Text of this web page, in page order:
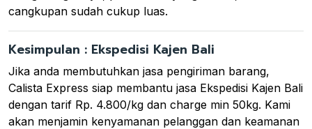
cangkupan sudah cukup luas.
Kesimpulan : Ekspedisi Kajen Bali
Jika anda membutuhkan jasa pengiriman barang,
Calista Express siap membantu jasa Ekspedisi Kajen Bali
dengan tarif Rp. 4.800/kg dan charge min 50kg. Kami
akan menjamin kenyamanan pelanggan dan keamanan